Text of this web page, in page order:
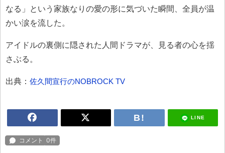
なる」という家族なりの愛の形に気づいた瞬間、全員が温
かい涙を流した。
アイドルの裏側に隠された人間ドラマが、見る者の心を揺
さぶる。
出典： 佐久間宣行のNOBROCK TV
LINE